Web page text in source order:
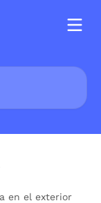
en el exterior